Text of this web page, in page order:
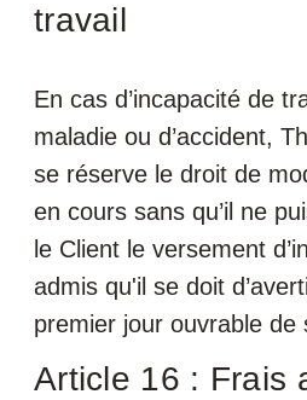
travail
En cas d’incapacité de
maladie ou d’accident,
se réserve le droit de
en cours sans qu’il ne
le Client le versement
admis qu'il se doit
premier jour ouvrable de
Article 16 : Frais